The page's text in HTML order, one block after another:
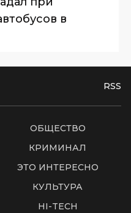
в
RSS
ОБЩЕСТВО
КРИМИНАЛ
ЭТО ИНТЕРЕСНО
КУЛЬТУРА
HI-TECH